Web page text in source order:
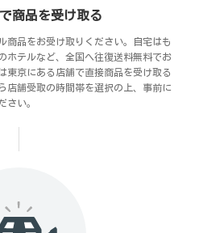
商品を受け取る
商品をお受け取りください。自宅はも
ホテルなど、全国へ往復送料無料でお
東京にある店舗で直接商品を受け取る
店舗受取の時間帯を選択の上、事前に
さい。